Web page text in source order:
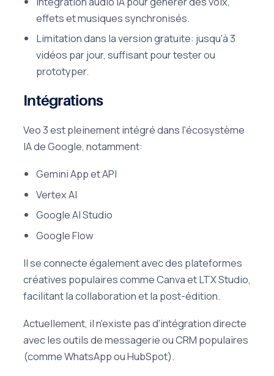
effets et musiques synchronisés.
Limitation dans la version gratuite: jusqu'à 3
vidéos par jour, suffisant pour tester ou
prototyper.
Intégrations
Veo 3 est pleinement intégré dans l'écosystème
IA de Google, notamment:
Gemini App et API
Vertex AI
Google AI Studio
Google Flow
Il se connecte également avec des plateformes
créatives populaires comme Canva et LTX Studio,
facilitant la collaboration et la post-édition.
Actuellement, il n'existe pas d'intégration directe
avec les outils de messagerie ou CRM populaires
(comme WhatsApp ou HubSpot).